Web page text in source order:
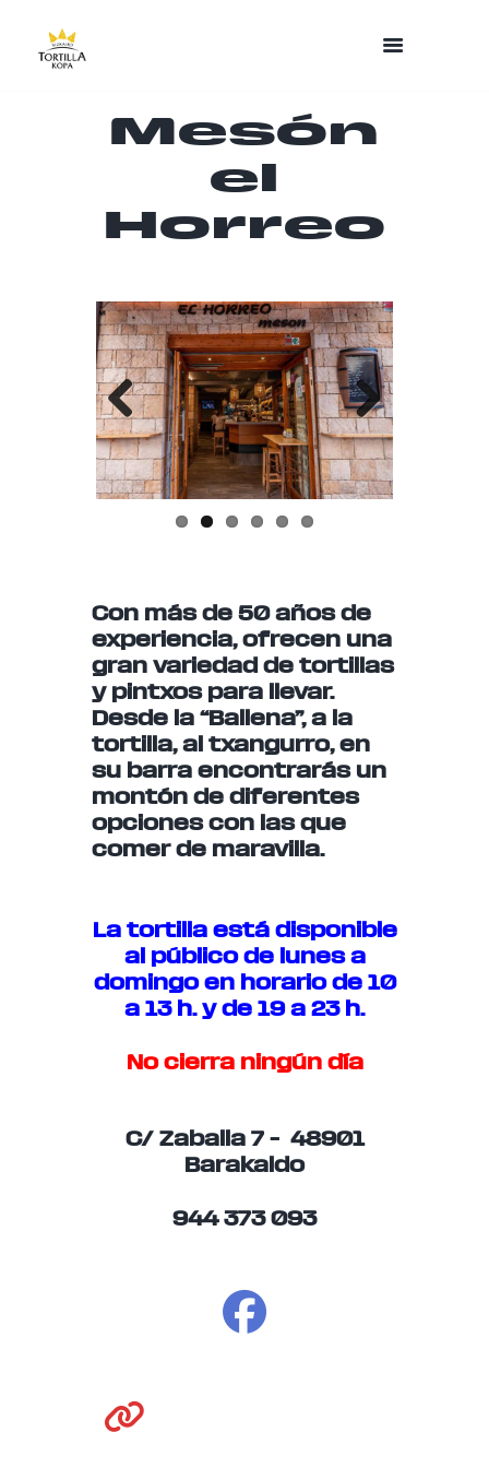
Mesón
el
Horreo
Previo
us
Next
Con más de 50 años de
experiencia, ofrecen una
gran variedad de tortillas
y pintxos para llevar.
Desde la “Ballena”, a la
tortilla, al txangurro, en
su barra encontrarás un
montón de diferentes
opciones con las que
comer de maravilla.
La tortilla está disponible
al público de lunes a
domingo en horario de 10
a 13 h. y de 19 a 23 h.
No cierra ningún día
C/ Zaballa 7 – 48901
Barakaldo
944 373 093